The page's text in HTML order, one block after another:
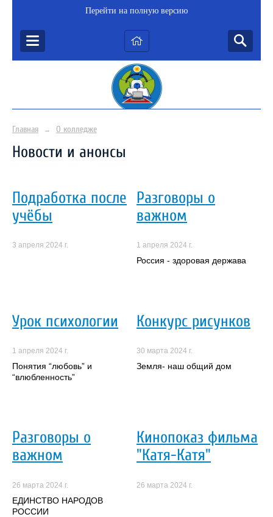
Перейти на полную версию
Главная → О колледже
Новости и анонсы
Подработка после
учёбы
3 апреля 2024 г.
Разговоры о
важном
1 апреля 2024 г.
Россия - здоровая держава
Урок психологии
1 апреля 2024 г.
Понятия “любовь” и
“влюбленность”
Конкурс рисунков
30 марта 2024 г.
Земля- наш общий дом
Разговоры о
важном
26 марта 2024 г.
ЕДИНСТВО НАРОДОВ
РОССИИ
Кинопоказ фильма
"Катя-Катя"
26 марта 2024 г.